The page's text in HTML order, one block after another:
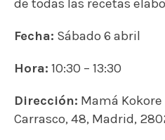
de todas las recetas
Fecha: Sábado 6 abril
Hora: 10:30 – 13:30
Dirección: Mamá Kokore
Carrasco, 48, Madrid,